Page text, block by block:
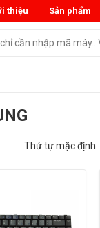
Sản phẩm
thiệu